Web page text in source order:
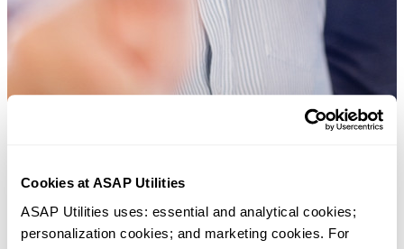
Cookies at ASAP Utilities
ASAP Utilities uses: essential and analytical cookies;
personalization cookies; and marketing cookies. For
Ferramentas práticas que muitos usuários do Excel gostariam de ter
Excel.